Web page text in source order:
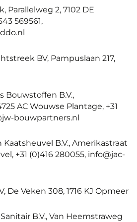
Parallelweg 2, 7102 DE
569561,
BV, Pampuslaan 217,
Bouwstoffen B.V.,
AC Wouwse Plantage, +31
bouwpartners.nl
Kaatsheuvel B.V., Amerikastraat
+31 (0)416 280055, info@jac-
De Veken 308, 1716 KJ Opmeer
B.V., Van Heemstraweg